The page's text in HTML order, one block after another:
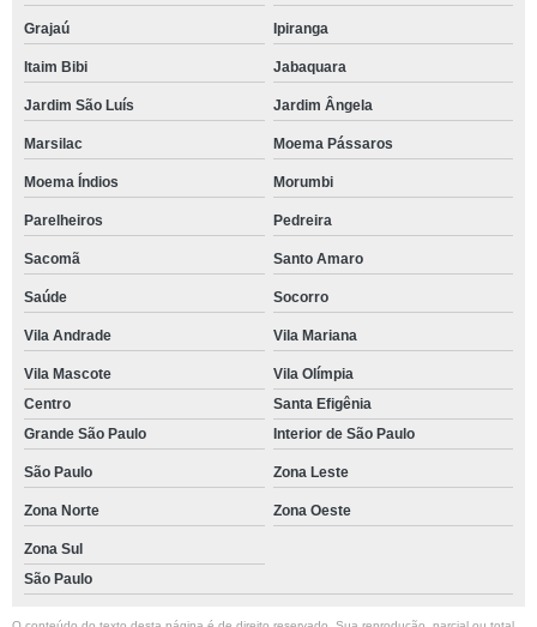
Grajaú Ipiranga
Itaim Bibi Jabaquara
Jardim São Luís Jardim Ângela
Marsilac Moema Pássaros
Moema Índios Morumbi
Parelheiros Pedreira
Sacomã Santo Amaro
Saúde Socorro
Vila Andrade Vila Mariana
Vila Mascote
Vila Olímpia
Centro
Santa Efigênia
Grande São Paulo
Interior de São Paulo
São Paulo Zona Leste
Zona Norte Zona Oeste
Zona Sul
São Paulo